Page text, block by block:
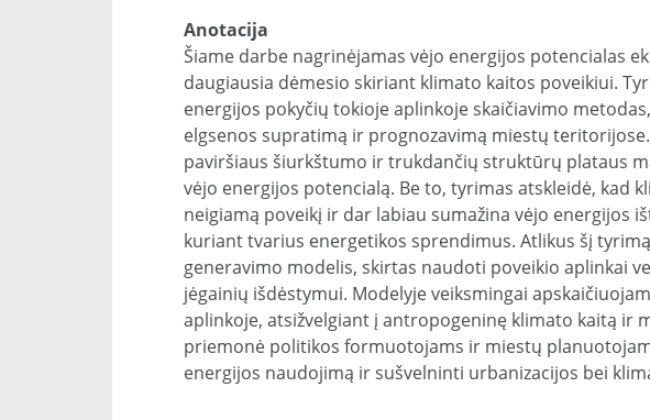
Anotacija
Šiame darbe nagrinėjamas vėjo energijos potencialas
daugiausia dėmesio skiriant klimato kaitos poveikiui.
energijos pokyčių tokioje aplinkoje skaičiavimo
elgsenos supratimą ir prognozavimą miestų
paviršiaus šiurkštumo ir trukdančių struktūrų plataus
vėjo energijos potencialą. Be to, tyrimas atskleidė, kad
neigiamą poveikį ir dar labiau sumažina vėjo energijos
kuriant tvarius energetikos sprendimus. Atlikus šį
generavimo modelis, skirtas naudoti poveikio aplinkai
jėgainių išdėstymui. Modelyje veiksmingai
aplinkoje, atsižvelgiant į antropogeninę klimato kaitą ir
priemonė politikos formuotojams ir miestų
energijos naudojimą ir sušvelninti urbanizacijos bei